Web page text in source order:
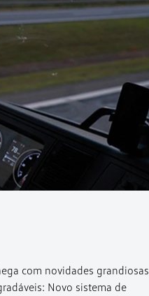
com novidades grandiosas
Novo sistema de